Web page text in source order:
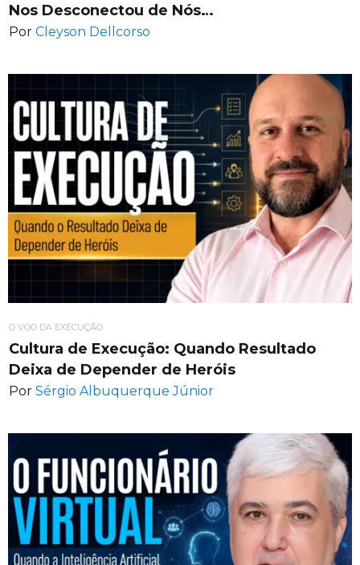
Nos Desconectou de Nós…
Por Cleyson Dellcorso
O VOO DA EXECUÇÃO
Cultura de Execução: Quando Resultado
Deixa de Depender de Heróis
Por Sérgio Albuquerque Júnior